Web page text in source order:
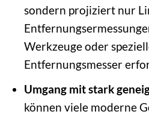
sondern projiziert nur
Werkzeuge oder
Entfernungsmesser
Umgang mit stark
können viele moderne